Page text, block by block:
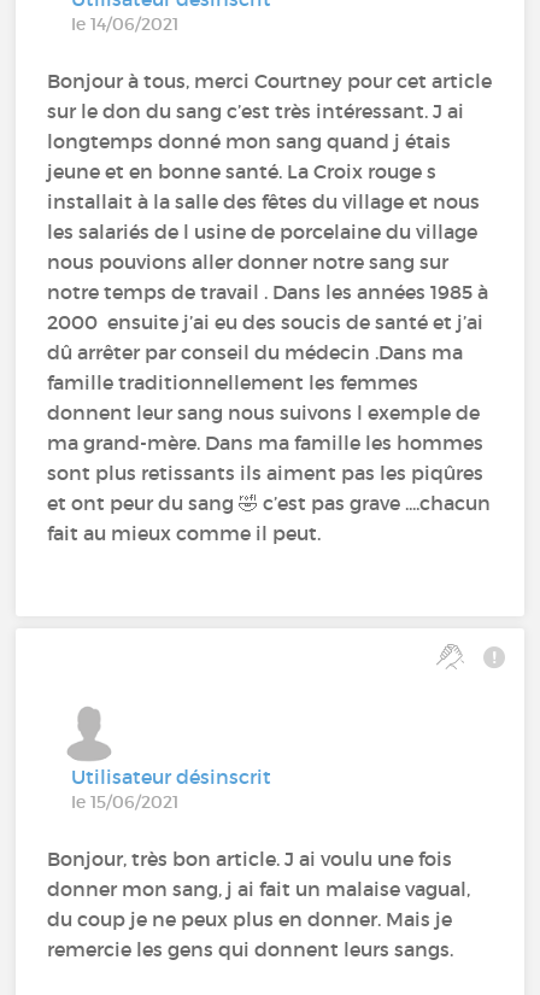
le 14/06/2021
Bonjour à tous, merci Courtney pour cet article
sur le don du sang c’est très intéressant. J ai
longtemps donné mon sang quand j étais
jeune et en bonne santé. La Croix rouge s
installait à la salle des fêtes du village et nous
les salariés de l usine de porcelaine du village
nous pouvions aller donner notre sang sur
notre temps de travail . Dans les années 1985 à
2000 ensuite j’ai eu des soucis de santé et j’ai
dû arrêter par conseil du médecin .Dans ma
famille traditionnellement les femmes
donnent leur sang nous suivons l exemple de
ma grand-mère. Dans ma famille les hommes
sont plus retissants ils aiment pas les piqûres
et ont peur du sang 🤣 c’est pas grave ....chacun
fait au mieux comme il peut.
Utilisateur désinscrit
le 15/06/2021
Bonjour, très bon article. J ai voulu une fois
donner mon sang, j ai fait un malaise vagual,
du coup je ne peux plus en donner. Mais je
remercie les gens qui donnent leurs sangs.